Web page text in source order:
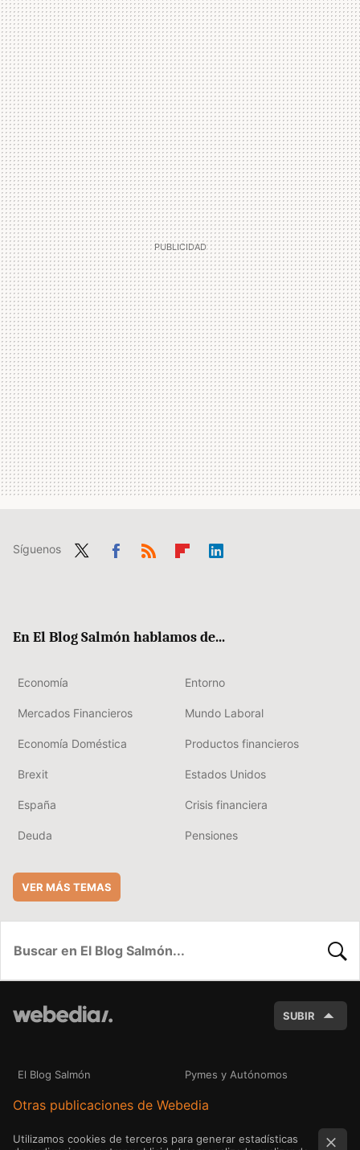
Síguenos
En El Blog Salmón hablamos de...
Economía Entorno
Mercados Financieros Mundo Laboral
Economía Doméstica Productos financieros
Brexit Estados Unidos
España Crisis financiera
Deuda Pensiones
VER MÁS TEMAS
SUBIR
El Blog Salmón Pymes y Autónomos
Otras publicaciones de Webedia
Utilizamos cookies de terceros para generar estadísticas